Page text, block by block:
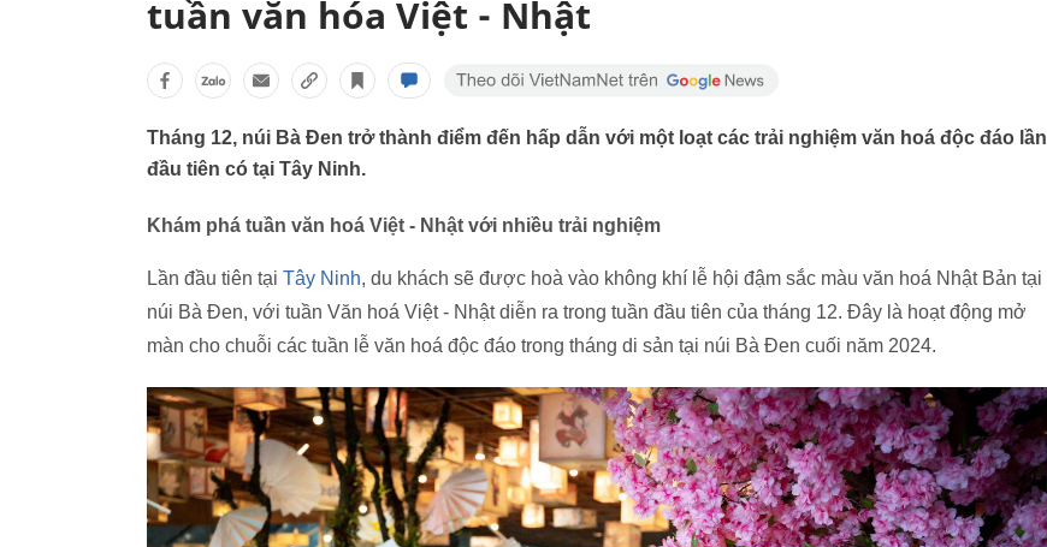
tuần văn hóa Việt - Nhật
Tháng 12, núi Bà Đen trở thành điểm đến hấp dẫn với một loạt các trải nghiệm văn hoá độc đáo lần
đầu tiên có tại Tây Ninh.
Khám phá tuần văn hoá Việt - Nhật với nhiều trải nghiệm
Lần đầu tiên tại Tây Ninh, du khách sẽ được hoà vào không khí lễ hội đậm sắc màu văn hoá Nhật Bản tại
núi Bà Đen, với tuần Văn hoá Việt - Nhật diễn ra trong tuần đầu tiên của tháng 12. Đây là hoạt động mở
màn cho chuỗi các tuần lễ văn hoá độc đáo trong tháng di sản tại núi Bà Đen cuối năm 2024.